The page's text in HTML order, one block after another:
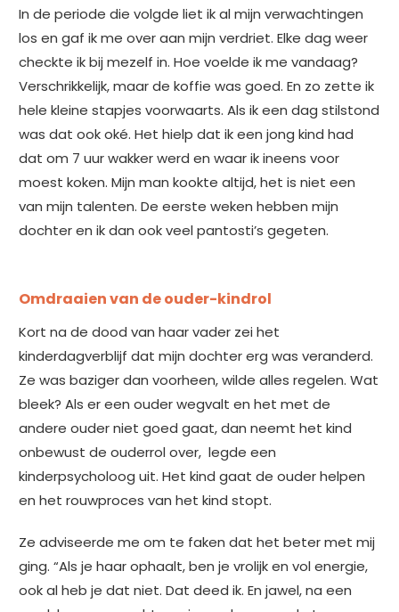
In de periode die volgde liet ik al mijn verwachtingen
los en gaf ik me over aan mijn verdriet. Elke dag weer
checkte ik bij mezelf in. Hoe voelde ik me vandaag?
Verschrikkelijk, maar de koffie was goed. En zo zette ik
hele kleine stapjes voorwaarts. Als ik een dag stilstond
was dat ook oké. Het hielp dat ik een jong kind had
dat om 7 uur wakker werd en waar ik ineens voor
moest koken. Mijn man kookte altijd, het is niet een
van mijn talenten. De eerste weken hebben mijn
dochter en ik dan ook veel pantosti’s gegeten.
Omdraaien van de ouder-kindrol
Kort na de dood van haar vader zei het
kinderdagverblijf dat mijn dochter erg was veranderd.
Ze was baziger dan voorheen, wilde alles regelen. Wat
bleek? Als er een ouder wegvalt en het met de
andere ouder niet goed gaat, dan neemt het kind
onbewust de ouderrol over, legde een
kinderpsycholoog uit. Het kind gaat de ouder helpen
en het rouwproces van het kind stopt.
Ze adviseerde me om te faken dat het beter met mij
ging. “Als je haar ophaalt, ben je vrolijk en vol energie,
ook al heb je dat niet. Dat deed ik. En jawel, na een